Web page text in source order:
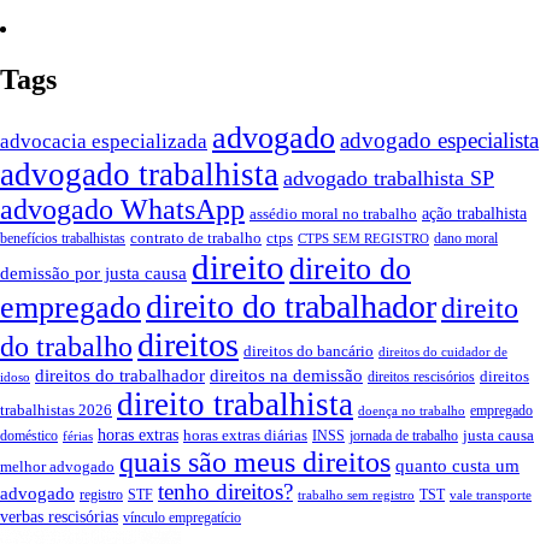
Tags
advocacia especializada advogado advogado especialista
advogado trabalhista advogado trabalhista SP
advogado WhatsApp assédio moral no trabalho ação trabalhista
benefícios trabalhistas contrato de trabalho ctps CTPS SEM REGISTRO dano moral
demissão por justa causa direito direito do
empregado direito do trabalhadordireito
do trabalho direitos direitos do bancário direitos do cuidador de
idoso direitos do trabalhador direitos na demissão direitos rescisórios direitos
trabalhistas 2026 direito trabalhista doença no trabalho empregado
doméstico férias horas extras horas extras diárias INSS jornada de trabalho justa causa
melhor advogado quais são meus direitos quanto custa um
advogado registro STF tenho direitos? trabalho sem registro TST vale transporte
verbas rescisórias vínculo empregatício